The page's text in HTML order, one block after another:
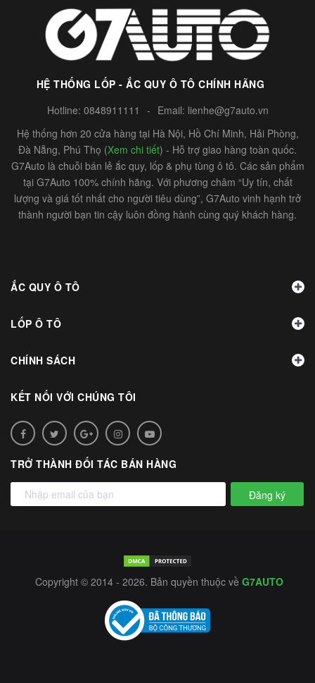
HỆ THỐNG LỐP - ẮC QUY Ô TÔ CHÍNH HÃNG
Hotline: 0848911111 - Email: lienhe@g7auto.vn
Hệ thống hơn 20 cửa hàng tại Hà Nội, Hồ Chí Minh, Hải Phòng,
Đà Nẵng, Phú Thọ (Xem chi tiết) - Hỗ trợ giao hàng toàn quốc.
G7Auto là chuỗi bán lẻ ắc quy, lốp & phụ tùng ô tô. Các sản phẩm
tại G7Auto 100% chính hãng. Với phương châm “Uy tín, chất
lượng và giá tốt nhất cho người tiêu dùng”, G7Auto vinh hạnh trở
thành người bạn tin cậy luôn đồng hành cùng quý khách hàng.
ẮC QUY Ô TÔ
LỐP Ô TÔ
CHÍNH SÁCH
KẾT NỐI VỚI CHÚNG TÔI
TRỞ THÀNH ĐỐI TÁC BÁN HÀNG
Đăng ký
Copyright © 2014 - 2026. Bản quyền thuộc về G7AUTO